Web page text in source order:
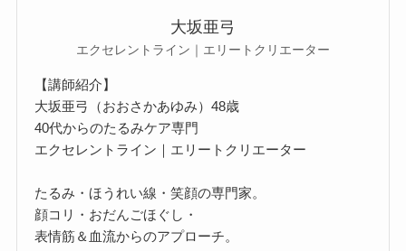
大坂亜弓
エクセレントライン｜エリートクリエーター
【講師紹介】
大坂亜弓（おおさかあゆみ）48歳
40代からのたるみケア専門
エクセレントライン｜エリートクリエーター
たるみ・ほうれい線・笑顔の専門家。
顔コリ・おだんごほぐし・
表情筋＆血流からのアプローチ。